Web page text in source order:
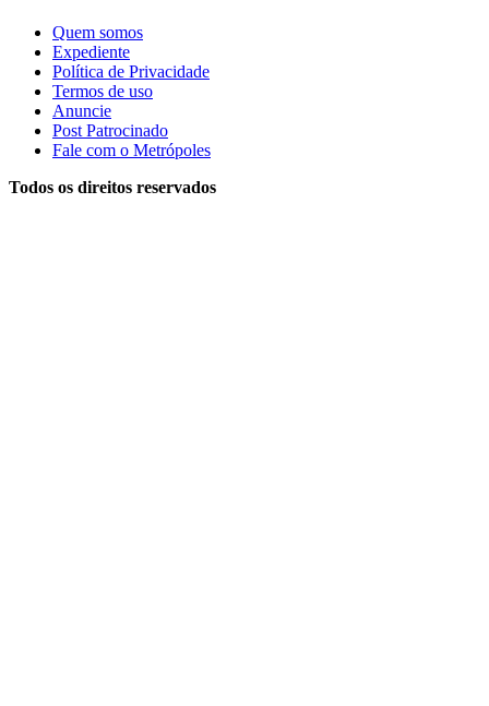
Quem somos
Expediente
Política de Privacidade
Termos de uso
Anuncie
Post Patrocinado
Fale com o Metrópoles
Todos os direitos reservados